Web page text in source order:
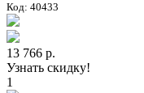
Код: 40433
13 766 р.
Узнать скидку!
1